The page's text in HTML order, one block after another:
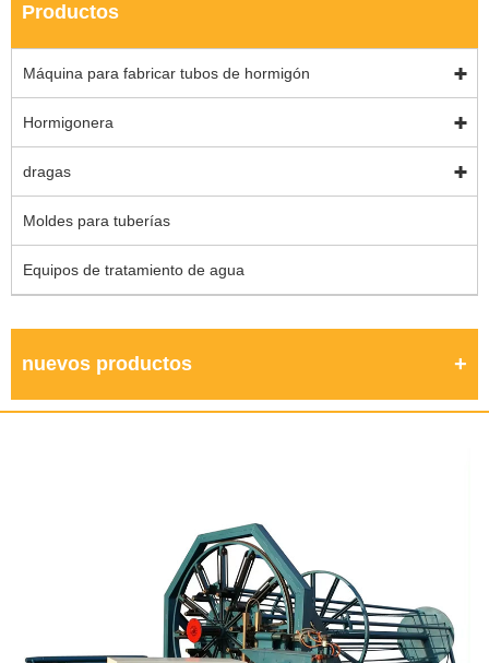
Productos
Máquina para fabricar tubos de hormigón
Hormigonera
dragas
Moldes para tuberías
Equipos de tratamiento de agua
nuevos productos